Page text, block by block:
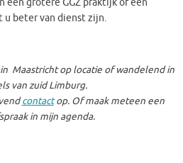
beter van dienst zijn.
Maastricht op locatie of wandelend in
van zuid Limburg.
contactop. Of maak meteen een
in mijn agenda.